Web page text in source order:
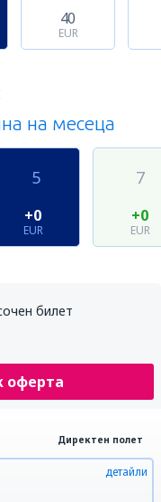
40
EUR
на месеца
5
+0
EUR
7
+0
EUR
билет
оферта
Директен полет
детайли